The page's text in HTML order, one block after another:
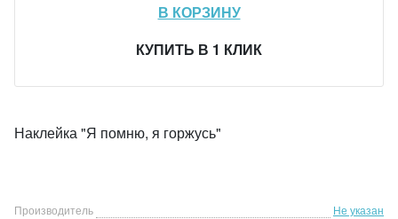
В КОРЗИНУ
КУПИТЬ В 1 КЛИК
Наклейка "Я помню, я горжусь"
Производитель
Не указан